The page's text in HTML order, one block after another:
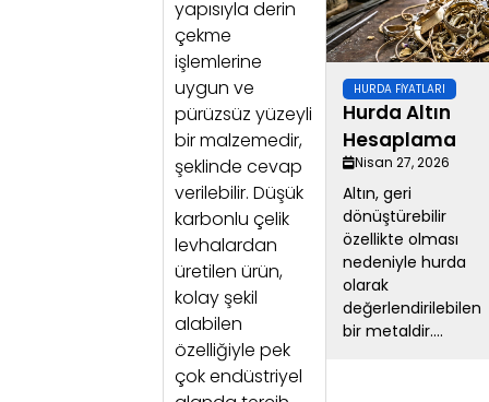
yapısıyla derin
çekme
işlemlerine
uygun ve
pürüzsüz yüzeyli
bir malzemedir,
şeklinde cevap
verilebilir. Düşük
karbonlu çelik
levhalardan
üretilen ürün,
kolay şekil
alabilen
özelliğiyle pek
çok endüstriyel
HURDA FIYATLARI
Hurda Altın
Hesaplama
Nisan 27, 2026
Altın, geri
dönüştürebilir
özellikte olması
nedeniyle hurda
olarak
değerlendirilebilen
bir metaldir....